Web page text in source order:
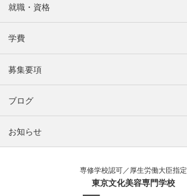
就職・資格
学費
募集要項
ブログ
お知らせ
専修学校認可／厚生労働大臣指定
東京文化美容専門学校